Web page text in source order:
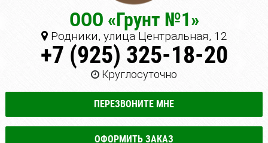
ООО «Грунт №1»
Родники, улица Центральная, 12
+7 (925) 325-18-20
Круглосуточно
ПЕРЕЗВОНИТЕ МНЕ
ОФОРМИТЬ ЗАКАЗ